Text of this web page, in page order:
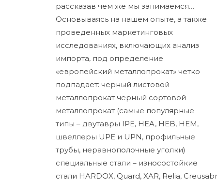
рассказав чем же мы занимаемся…
Основываясь на нашем опыте, а также
проведенных маркетинговых
исследованиях, включающих анализ
импорта, под определение
«европейский металлопрокат» четко
подпадает: черный листовой
металлопрокат черный сортовой
металлопрокат (самые популярные
типы – двутавры IPE, HEA, HEB, HEM,
швеллеры UPE и UPN, профильные
трубы, неравнополочные уголки)
специальные стали – износостойкие
стали HARDOX, Quard, XAR, Relia,